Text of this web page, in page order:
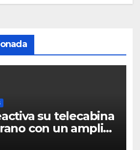
su telecabina
con un amplio
actividades